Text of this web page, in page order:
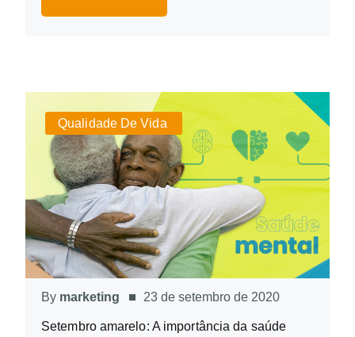
Qualidade De Vida
By marketing 23 de setembro de 2020
Setembro amarelo: A importância da saúde